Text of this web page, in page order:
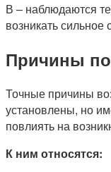
В – наблюдаются
возникать сильное
Причины
Точные причины
установлены, но
повлиять на
К ним относятся: